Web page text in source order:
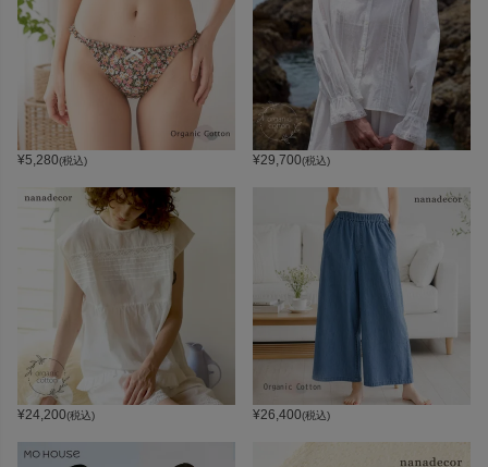
¥5,280(税込) ¥29,700(税込)
¥24,200(税込) ¥26,400(税込)